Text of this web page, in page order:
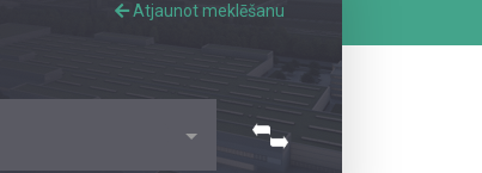
Atjaunot meklēšanu